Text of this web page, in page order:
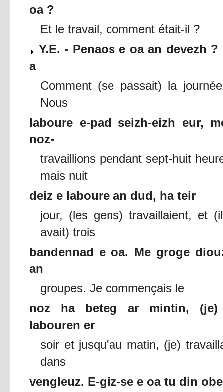
oa ?
Et le travail, comment était-il ?
Y.E. - Penaos e oa an devezh ?
a
Comment (se passait) la
Nous
laboure e-pad seizh-eizh eur,
noz-
travaillions pendant sept-huit
mais nuit
deiz e laboure an dud, ha teir
jour, (les gens) travaillaient, et
avait) trois
bandennad e oa. Me groge
an
groupes. Je commençais le
noz ha beteg ar mintin,
labouren er
soir et jusqu'au matin, (je)
dans
vengleuz. E-giz-se e oa tu din